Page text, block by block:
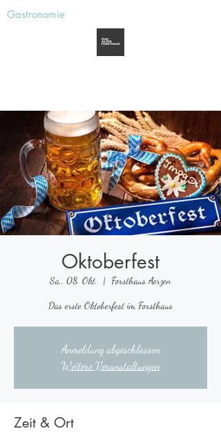
Gastronomie
Oktoberfest
Sa., 08. Okt.
  |
Forsthaus Aerzen
Das erste Oktoberfest im Forsthaus
Anmeldung abgeschlossen
Weitere Veranstaltungen
Zeit & Ort